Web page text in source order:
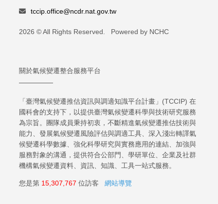
tccip.office@ncdr.nat.gov.tw
2026 © All Rights Reserved. Powered by NCHC
關於氣候變遷整合服務平台
「臺灣氣候變遷推估資訊與調適知識平台計畫」(TCCIP) 在
國科會的支持下，以提供臺灣氣候變遷科學與技術研究服務
為宗旨。團隊成員秉持初衷，不斷精進氣候變遷推估技術與
能力、發展氣候變遷風險評估與調適工具、深入淺出轉譯氣
候變遷科學數據、強化科學研究與實務應用的連結、加強與
服務對象的溝通，提供符合公部門、學研單位、企業及社群
機構氣候變遷資料、資訊、知識、工具一站式服務。
您是第 15,307,767 位訪客 網站導覽